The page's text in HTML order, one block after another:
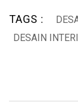
TAGS :
DESAIN